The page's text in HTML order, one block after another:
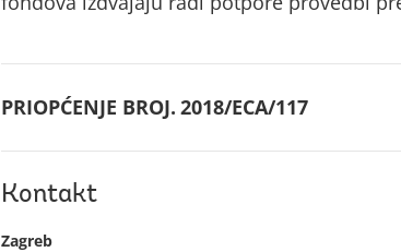
PRIOPĆENJE BROJ. 2018/ECA/117
Kontakt
Zagreb